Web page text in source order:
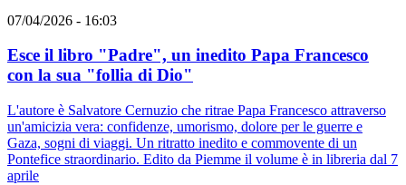
07/04/2026 - 16:03
Esce il libro "Padre", un inedito Papa Francesco
con la sua "follia di Dio"
L'autore è Salvatore Cernuzio che ritrae Papa Francesco attraverso
un'amicizia vera: confidenze, umorismo, dolore per le guerre e
Gaza, sogni di viaggi. Un ritratto inedito e commovente di un
Pontefice straordinario. Edito da Piemme il volume è in libreria dal 7
aprile